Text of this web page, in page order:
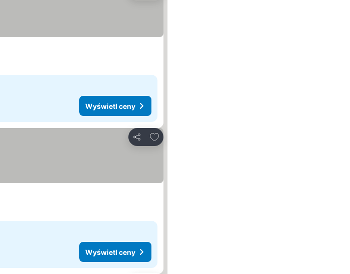
Wyświetl ceny
Udostępnij
Dodaj do ulubionych
Wyświetl ceny